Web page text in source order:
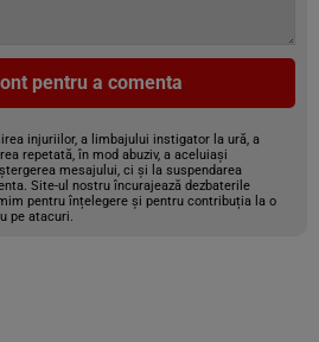
pentru a comenta
injuriilor, a limbajului instigator la ură, a
repetată, în mod abuziv, a aceluiași
mesajului, ci și la suspendarea
Site-ul nostru încurajează dezbaterile
pentru înțelegere și pentru contribuția la o
pe atacuri.